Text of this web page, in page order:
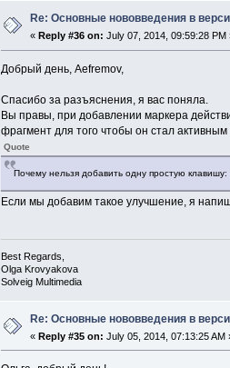
Re: Основные нововведения в
«Reply #36 on: July 07, 2014, 09:59:28 PM
Добрый день, Aefremov,
Спасибо за разъяснения, я вас поняла.
Вы правы, при добавлении маркера
фрагмент для того чтобы он стал
Quote
Почему нельзя добавить одну простую клавишу:
Если мы добавим такое улучшение, я
Best Regards,
Olga Krovyakova
Solveig Multimedia
Re: Основные нововведения в
«Reply #35 on: July 05, 2014, 07:13:25 AM